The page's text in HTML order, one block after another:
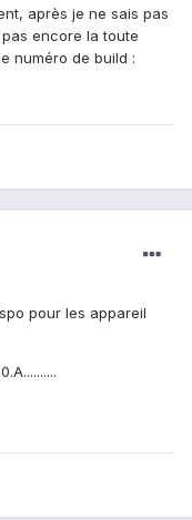
après je ne sais pas
encore la toute
numéro de build :
pour les appareil